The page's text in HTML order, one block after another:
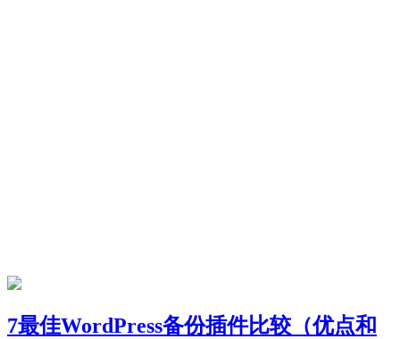
7最佳WordPress备份插件比较（优点和